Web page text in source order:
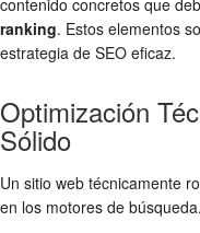
ranking. Estos elementos
estrategia de SEO eficaz.
Optimización
Sólido
Un sitio web técnicamente
en los motores de búsqueda.